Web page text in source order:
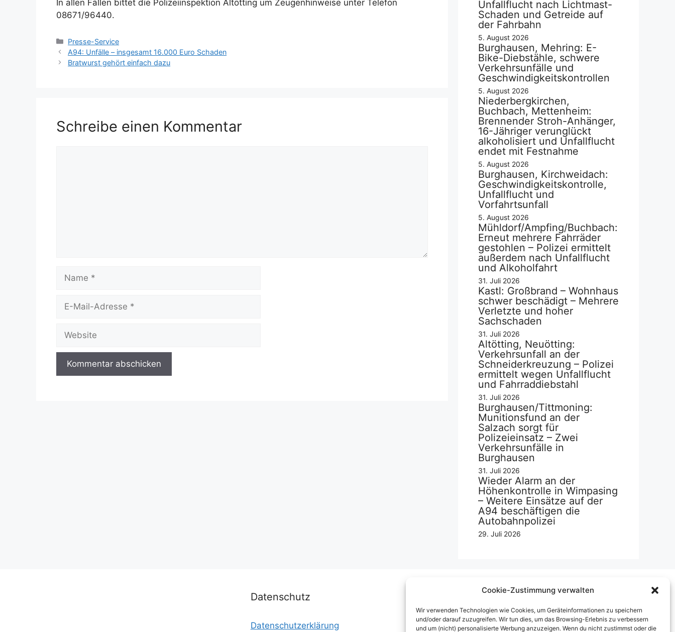
Cookie-Zustimmung verwalten
Wir verwenden Technologien wie Cookies, um Geräteinformationen zu speichern
und/oder darauf zuzugreifen. Wir tun dies, um das Browsing-Erlebnis zu verbessern
und um (nicht) personalisierte Werbung anzuzeigen. Wenn du nicht zustimmst oder die
In allen Fällen bittet die Polizeiinspektion Altötting um Zeugenhinweise unter Telefon
08671/96440.
Kategorien
Presse-Service
A94: Unfälle – insgesamt 16.000 Euro Schaden
Bratwurst gehört einfach dazu
Schreibe einen Kommentar
Mail-
Unfallflucht nach Lichtmast-
Schaden und Getreide auf
der Fahrbahn
5. August 2026
Burghausen, Mehring: E-
Bike-Diebstähle, schwere
Verkehrsunfälle und
Geschwindigkeitskontrollen
5. August 2026
Niederbergkirchen,
Buchbach, Mettenheim:
Brennender Stroh-Anhänger,
16-Jähriger verunglückt
alkoholisiert und Unfallflucht
endet mit Festnahme
5. August 2026
Burghausen, Kirchweidach:
Geschwindigkeitskontrolle,
Unfallflucht und
Vorfahrtsunfall
5. August 2026
Mühldorf/Ampfing/Buchbach:
Erneut mehrere Fahrräder
gestohlen – Polizei ermittelt
außerdem nach Unfallflucht
und Alkoholfahrt
31. Juli 2026
Kastl: Großbrand – Wohnhaus
schwer beschädigt – Mehrere
Verletzte und hoher
Sachschaden
31. Juli 2026
Altötting, Neuötting:
Verkehrsunfall an der
Schneiderkreuzung – Polizei
ermittelt wegen Unfallflucht
und Fahrraddiebstahl
31. Juli 2026
Burghausen/Tittmoning:
Munitionsfund an der
Salzach sorgt für
Polizeieinsatz – Zwei
Verkehrsunfälle in
Burghausen
31. Juli 2026
Wieder Alarm an der
Höhenkontrolle in Wimpasing
– Weitere Einsätze auf der
A94 beschäftigen die
Autobahnpolizei
29. Juli 2026
Datenschutz
Datenschutzerklärung
Über uns
Impressum